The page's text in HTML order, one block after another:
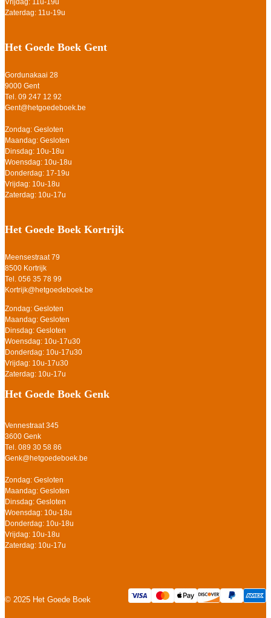
Vrijdag: 11u-19u
Zaterdag: 11u-19u
Het Goede Boek Gent
Gordunakaai 28
9000 Gent
Tel. 09 247 12 92
Gent@hetgoedeboek.be
Zondag: Gesloten
Maandag: Gesloten
Dinsdag: 10u-18u
Woensdag: 10u-18u
Donderdag: 17-19u
Vrijdag: 10u-18u
Zaterdag: 10u-17u
Het Goede Boek Kortrijk
Meensestraat 79
8500 Kortrijk
Tel. 056 35 78 99
Kortrijk@hetgoedeboek.be
Zondag: Gesloten
Maandag: Gesloten
Dinsdag: Gesloten
Woensdag: 10u-17u30
Donderdag: 10u-17u30
Vrijdag: 10u-17u30
Zaterdag: 10u-17u
Het Goede Boek Genk
Vennestraat 345
3600 Genk
Tel. 089 30 58 86
Genk@hetgoedeboek.be
Zondag: Gesloten
Maandag: Gesloten
Dinsdag: Gesloten
Woensdag: 10u-18u
Donderdag: 10u-18u
Vrijdag: 10u-18u
Zaterdag: 10u-17u
© 2025 Het Goede Boek